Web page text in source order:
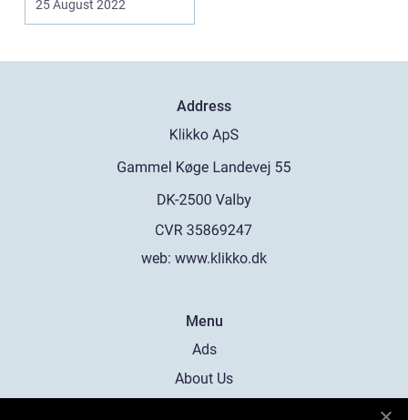
25 August 2022
Address
web: www.klikko.dk
Menu
Ads
About Us